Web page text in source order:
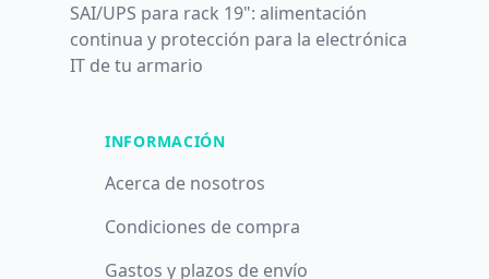
SAI/UPS para rack 19": alimentación
continua y protección para la electrónica
IT de tu armario
INFORMACIÓN
Acerca de nosotros
Condiciones de compra
Gastos y plazos de envío